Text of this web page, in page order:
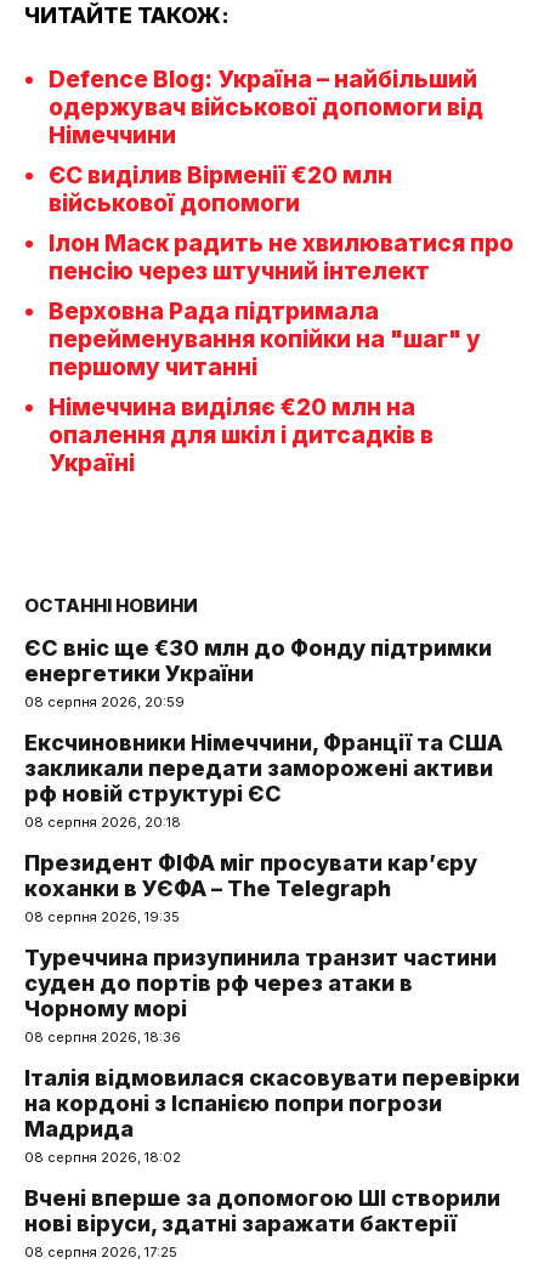
ЧИТАЙТЕ ТАКОЖ:
Defence Blog: Україна – найбільший
одержувач військової допомоги від
Німеччини
ЄС виділив Вірменії €20 млн
військової допомоги
Ілон Маск радить не хвилюватися про
пенсію через штучний інтелект
Верховна Рада підтримала
перейменування копійки на "шаг" у
першому читанні
Німеччина виділяє €20 млн на
опалення для шкіл і дитсадків в
Україні
ОСТАННІ НОВИНИ
ЄС вніс ще €30 млн до Фонду підтримки
енергетики України
08 серпня 2026, 20:59
Ексчиновники Німеччини, Франції та США
закликали передати заморожені активи
рф новій структурі ЄС
08 серпня 2026, 20:18
Президент ФІФА міг просувати кар’єру
коханки в УЄФА – The Telegraph
08 серпня 2026, 19:35
Туреччина призупинила транзит частини
суден до портів рф через атаки в
Чорному морі
08 серпня 2026, 18:36
Італія відмовилася скасовувати перевірки
на кордоні з Іспанією попри погрози
Мадрида
08 серпня 2026, 18:02
Вчені вперше за допомогою ШІ створили
нові віруси, здатні заражати бактерії
08 серпня 2026, 17:25